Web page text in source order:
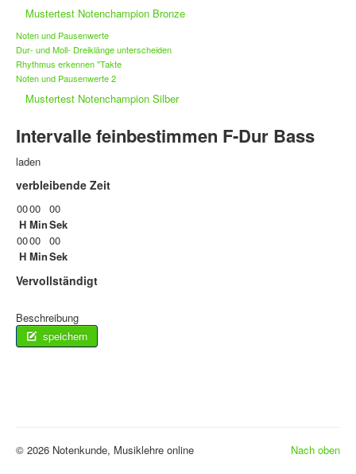
Mustertest Notenchampion Bronze
Noten und Pausenwerte
Dur- und Moll- Dreiklänge unterscheiden
Rhythmus erkennen "Takte
Noten und Pausenwerte 2
Mustertest Notenchampion Silber
Intervalle feinbestimmen F-Dur Bass
laden
verbleibende Zeit
0000 00
H MinSek
0000 00
H MinSek
Vervollständigt
Beschreibung
speichern
Nach oben
© 2026 Notenkunde, Musiklehre online